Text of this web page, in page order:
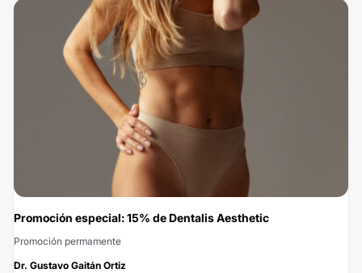
No dejes escapar esta oportunidad: con Multiestetica.mx vas a ahorrar el 15%
si te pones en las manos de Dra. Roxana Alejandra Pérez Clavell. Si estás
buscando el mejor precio para un servicio de calidad, ¡has encontrado la
mejor opción! Porque en Multiestetica.mx, no queremos que el precio sea el
-15%
Promoción especial: 15% de Dentalis Aesthetic
Promoción permamente
Dr. Gustavo Gaitán Ortiz